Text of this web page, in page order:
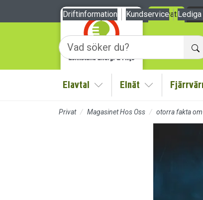
Till sidans huvudinnehåll
Privat
Sök
Elavtal Visa/Göm undermeny
Elnät Visa/Göm
Driftinformation Kundservice
Privat Magasinet Hos Oss otorra fakta